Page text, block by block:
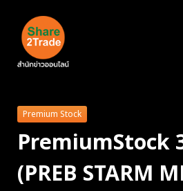
Premium Stock
PremiumStock
(PREB STARM